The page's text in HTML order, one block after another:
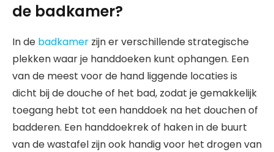
de badkamer?
In de badkamer zijn er verschillende strategische
plekken waar je handdoeken kunt ophangen. Een
van de meest voor de hand liggende locaties is
dicht bij de douche of het bad, zodat je gemakkelijk
toegang hebt tot een handdoek na het douchen of
badderen. Een handdoekrek of haken in de buurt
van de wastafel zijn ook handig voor het drogen van